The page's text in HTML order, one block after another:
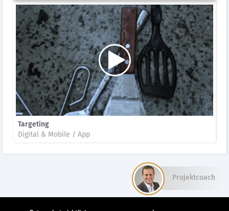
Targeting
Digital & Mobile / App
Projektcoach